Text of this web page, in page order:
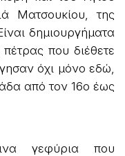
Ματσουκίου, της
δημιουργήματα
που διέθετε
όχι μόνο εδώ,
από τον 16ο έως
γεφύρια που